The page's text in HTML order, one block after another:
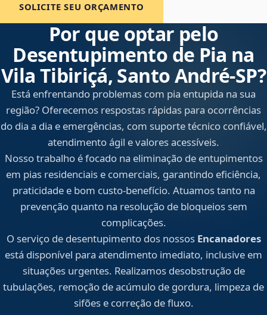
SOLICITE SEU ORÇAMENTO
Por que optar pelo
Desentupimento de Pia na
Vila Tibiriçá, Santo André‑SP?
Está enfrentando problemas com pia entupida na sua
região? Oferecemos respostas rápidas para ocorrências
do dia a dia e emergências, com suporte técnico confiável,
atendimento ágil e valores acessíveis.
Nosso trabalho é focado na eliminação de entupimentos
em pias residenciais e comerciais, garantindo eficiência,
praticidade e bom custo-benefício. Atuamos tanto na
prevenção quanto na resolução de bloqueios sem
complicações.
O serviço de desentupimento dos nossos Encanadores
está disponível para atendimento imediato, inclusive em
situações urgentes. Realizamos desobstrução de
tubulações, remoção de acúmulo de gordura, limpeza de
sifões e correção de fluxo.